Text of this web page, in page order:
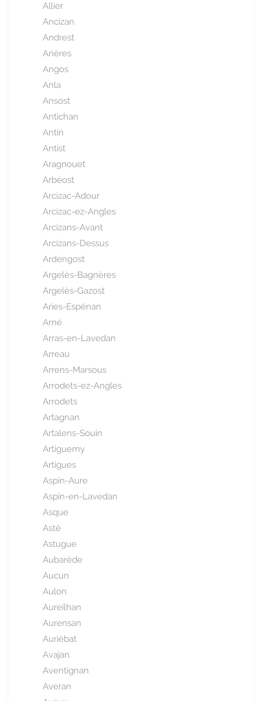
Allier
Ancizan
Andrest
Anères
Angos
Anla
Ansost
Antichan
Antin
Antist
Aragnouet
Arbéost
Arcizac-Adour
Arcizac-ez-Angles
Arcizans-Avant
Arcizans-Dessus
Ardengost
Argelès-Bagnères
Argelès-Gazost
Aries-Espénan
Arné
Arras-en-Lavedan
Arreau
Arrens-Marsous
Arrodets-ez-Angles
Arrodets
Artagnan
Artalens-Souin
Artiguemy
Artigues
Aspin-Aure
Aspin-en-Lavedan
Asque
Asté
Astugue
Aubarède
Aucun
Aulon
Aureilhan
Aurensan
Auriébat
Avajan
Aventignan
Averan